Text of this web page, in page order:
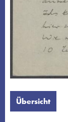
Übersicht